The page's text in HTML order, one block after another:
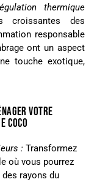
thermique
croissantes des
responsable
ont un aspect
touche exotique,
VOTRE
COCO
: Transformez
où vous pourrez
des rayons du